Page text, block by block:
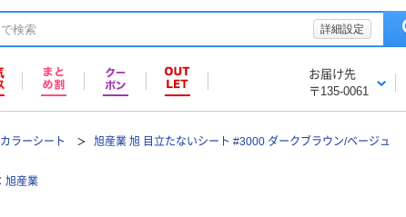
詳細設定
お届け先
〒135-0061
カラーシート 旭産業 旭 目立たないシート #3000 ダークブラウン/ベージュ
旭産業